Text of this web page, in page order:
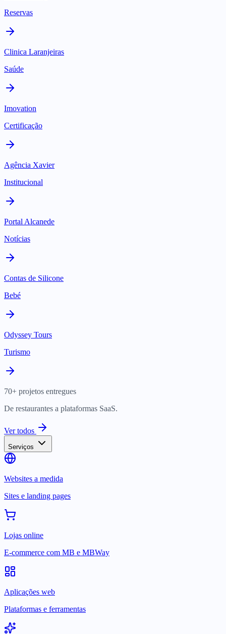
Reservas
Clinica Laranjeiras
Saúde
Imovation
Certificação
Agência Xavier
Institucional
Portal Alcanede
Notícias
Contas de Silicone
Bebé
Odyssey Tours
Turismo
70+ projetos entregues
De restaurantes a plataformas SaaS.
Ver todos
Serviços
Websites a medida
Sites e landing pages
Lojas online
E-commerce com MB e MBWay
Aplicações web
Plataformas e ferramentas